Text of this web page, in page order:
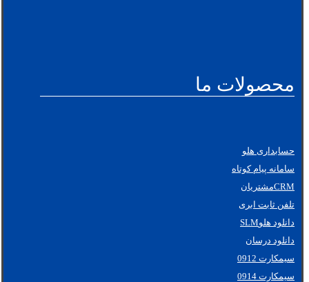
محصولات ما
حسابداری هلو
سامانه پیام کوتاه
CRMمشتریان
تلفن ثابت ابری
دانلود هلوSLM
دانلود درسان
سیمکارت 0912
سیمکارت 0914